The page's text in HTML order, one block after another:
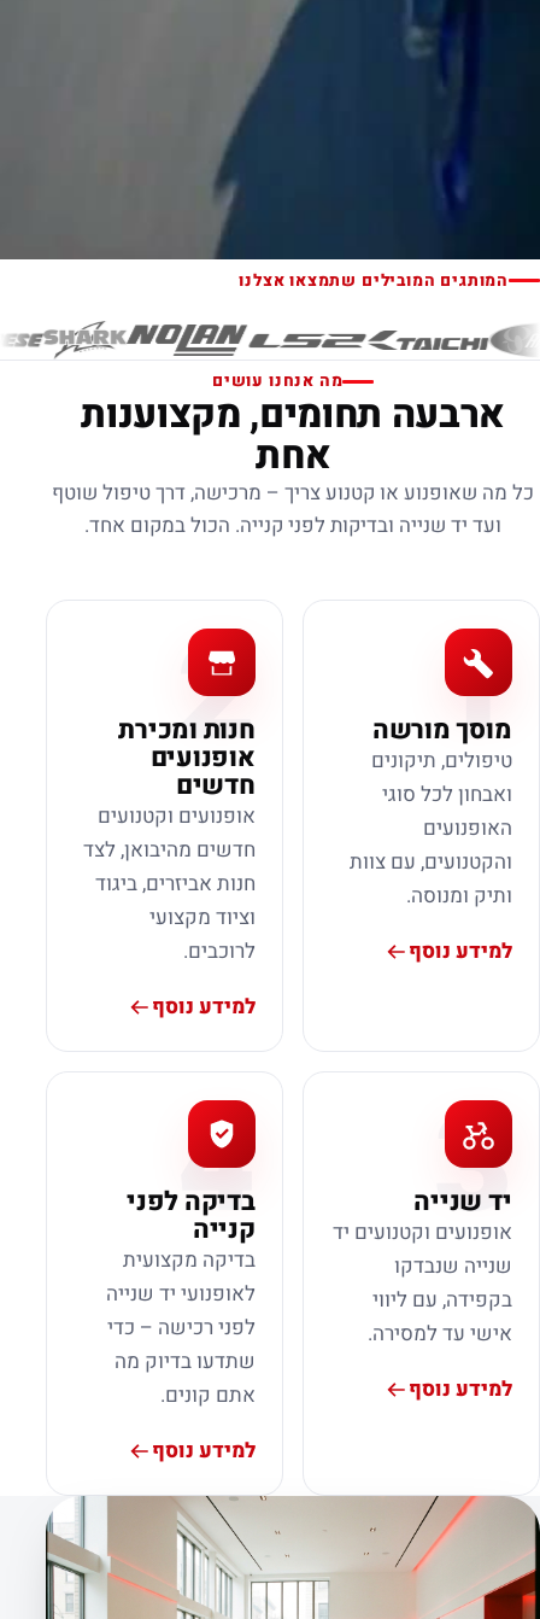
המותגים המובילים שתמצאו אצלנו
מה אנחנו עושים
ארבעה תחומים, מקצוענות
אחת
כל מה שאופנוע או קטנוע צריך – מרכישה, דרך טיפול שוטף
ועד יד שנייה ובדיקות לפני קנייה. הכול במקום אחד.
1
מוסך מורשה
טיפולים, תיקונים
ואבחון לכל סוגי
האופנועים
והקטנועים, עם צוות
ותיק ומנוסה.
למידע נוסף
2
חנות ומכירת
אופנועים
חדשים
אופנועים וקטנועים
חדשים מהיבואן, לצד
חנות אביזרים, ביגוד
וציוד מקצועי
לרוכבים.
למידע נוסף
3
יד שנייה
אופנועים וקטנועים יד
שנייה שנבדקו
בקפידה, עם ליווי
אישי עד למסירה.
למידע נוסף
4
בדיקה לפני
קנייה
בדיקה מקצועית
לאופנועי יד שנייה
לפני רכישה – כדי
שתדעו בדיוק מה
אתם קונים.
למידע נוסף